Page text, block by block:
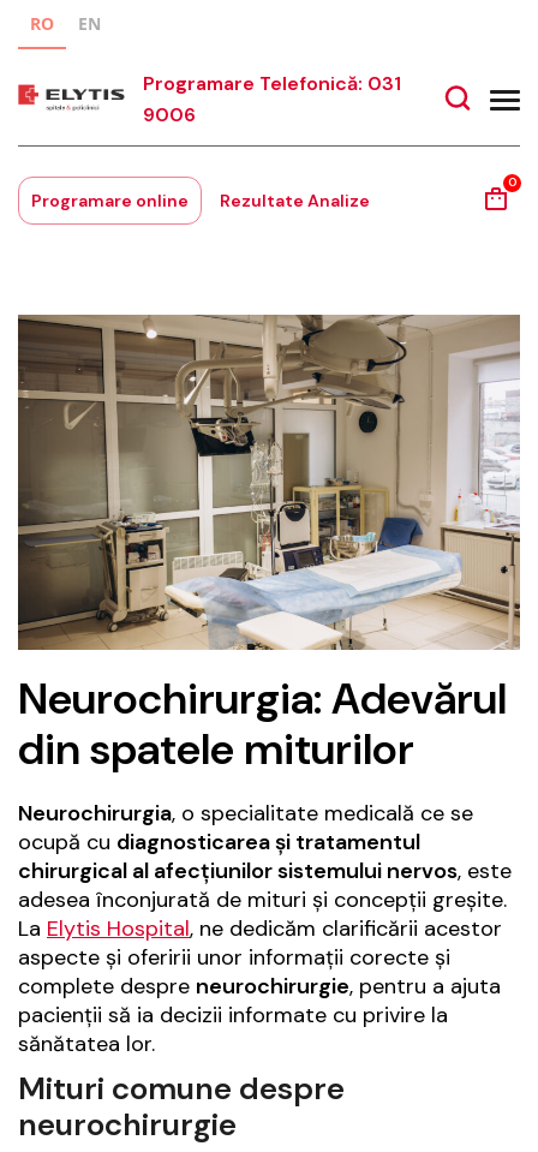
RO EN
Programare Telefonică: 031
9006
Programare online Rezultate Analize
0
Neurochirurgia: Adevărul
din spatele miturilor
Neurochirurgia, o specialitate medicală ce se
ocupă cu diagnosticarea și tratamentul
chirurgical al afecțiunilor sistemului nervos, este
adesea înconjurată de mituri și concepții greșite.
La Elytis Hospital, ne dedicăm clarificării acestor
aspecte și oferirii unor informații corecte și
complete despre neurochirurgie, pentru a ajuta
pacienții să ia decizii informate cu privire la
sănătatea lor.
Mituri comune despre
neurochirurgie